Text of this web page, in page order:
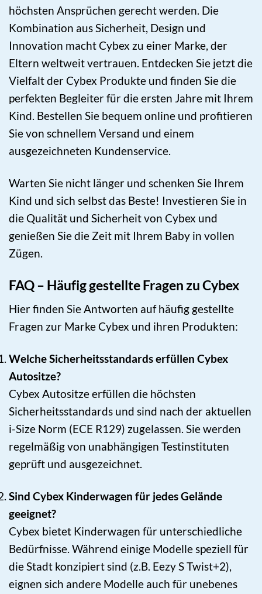
höchsten Ansprüchen gerecht werden. Die
Kombination aus Sicherheit, Design und
Innovation macht Cybex zu einer Marke, der
Eltern weltweit vertrauen. Entdecken Sie jetzt die
Vielfalt der Cybex Produkte und finden Sie die
perfekten Begleiter für die ersten Jahre mit Ihrem
Kind. Bestellen Sie bequem online und profitieren
Sie von schnellem Versand und einem
ausgezeichneten Kundenservice.
Warten Sie nicht länger und schenken Sie Ihrem
Kind und sich selbst das Beste! Investieren Sie in
die Qualität und Sicherheit von Cybex und
genießen Sie die Zeit mit Ihrem Baby in vollen
Zügen.
FAQ – Häufig gestellte Fragen zu Cybex
Hier finden Sie Antworten auf häufig gestellte
Fragen zur Marke Cybex und ihren Produkten:
Welche Sicherheitsstandards erfüllen Cybex
Autositze?
Cybex Autositze erfüllen die höchsten
Sicherheitsstandards und sind nach der aktuellen
i-Size Norm (ECE R129) zugelassen. Sie werden
regelmäßig von unabhängigen Testinstituten
geprüft und ausgezeichnet.
Sind Cybex Kinderwagen für jedes Gelände
geeignet?
Cybex bietet Kinderwagen für unterschiedliche
Bedürfnisse. Während einige Modelle speziell für
die Stadt konzipiert sind (z.B. Eezy S Twist+2),
eignen sich andere Modelle auch für unebenes